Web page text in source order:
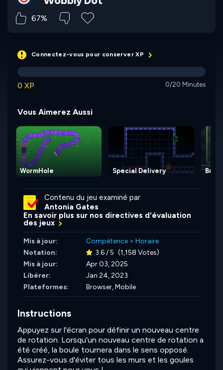
67%
Connectez-vous pour conserver XP
0 XP 0/20 Minutes
Vous Aimerez Aussi
WormHole Special Delivery
Contenu du jeu examiné par
Antonia Gates
En savoir plus sur nos directives d'évaluation
des jeux
Mis à jour: Compétence > Horaire
Notation:
3.6 / 5 (1,158 Votes)
Mis à jour:
Apr 03, 2025
Libérer:
Jan 24, 2023
Plateformes:
Browser, Mobile
Instructions
Appuyez sur l'écran pour définir un nouveau centre
de rotation. Lorsqu'un nouveau centre de rotation a
été créé, la boule tournera dans le sens opposé.
Assurez-vous d'éviter tous les murs et les goules